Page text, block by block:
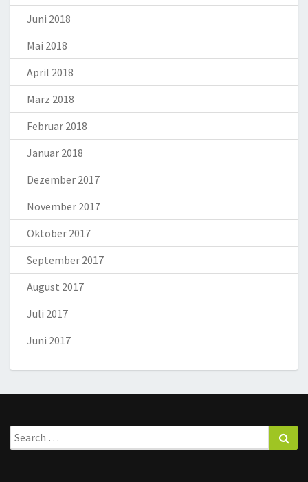
Juni 2018
Mai 2018
April 2018
März 2018
Februar 2018
Januar 2018
Dezember 2017
November 2017
Oktober 2017
September 2017
August 2017
Juli 2017
Juni 2017
Search
for: